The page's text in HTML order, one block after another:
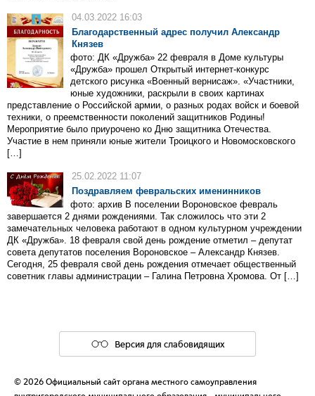
04.03.2022 16:03
Благодарственный адрес получил Александр
Князев
фото: ДК «Дружба» 22 февраля в Доме культуры
«Дружба» прошел Открытый интернет-конкурс
детского рисунка «Военный вернисаж». «Участники,
юные художники, раскрыли в своих картинах
представление о Российской армии, о разных родах войск и боевой
техники, о преемственности поколений защитников Родины!
Мероприятие было приурочено ко Дню защитника Отечества.
Участие в нем приняли юные жители Троицкого и Новомосковского
[…]
25.02.2022 11:07
Поздравляем февральских именинников
фото: архив В поселении Вороновское февраль
завершается 2 днями рождениями. Так сложилось что эти 2
замечательных человека работают в одном культурном учреждении
ДК «Дружба». 18 февраля свой день рождение отметил – депутат
совета депутатов поселения Вороновское – Александр Князев.
Сегодня, 25 февраля свой день рождения отмечает общественный
советник главы администрации – Галина Петровна Хромова. От […]
Версия для слабовидящих
© 2026 Официальный сайт органа местного самоуправления